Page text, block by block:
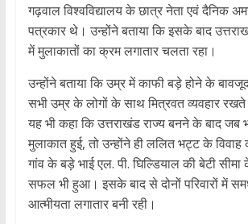
गढ़वाल विश्वविद्यालय के छात्र नेता एवं दैनिक
पत्रकार थे। उन्होंने बताया कि इसके बाद
में मुलाकातों का क्रम लगातार चलता रहा।
उन्होंने बताया कि उम्र में काफी बड़े होने के
सभी उम्र के लोगों के साथ मित्रवत व्यवहार
यह भी कहा कि उत्तराखंड राज्य बनने के बाद जब
मुलाकात हुई, तो उन्होंने ही ललित भट्ट के
गांव के बड़े भाई एल. पी. घिल्डियाल की बेटी
सफल भी हुआ। इसके बाद से दोनों परिवारों में
आत्मीयता लगातार बनी रही।